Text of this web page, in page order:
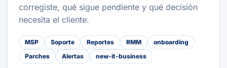
corregiste, qué sigue pendiente y qué decisión
necesita el cliente.
MSP Soporte Reportes RMM
onboarding
Parches
Alertas new-it-business